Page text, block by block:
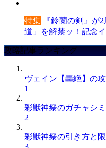
特集 『鈴蘭の剣』が
道」を解禁ッ！記念
攻略記事ランキング
ヴェイン【轟絶】の
1
彩獣神祭のガチャシ
2
彩獣神祭の引き方と